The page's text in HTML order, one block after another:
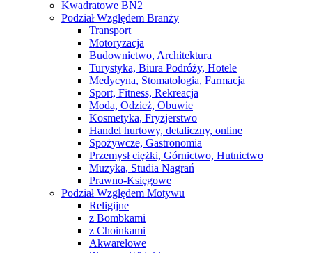
Kwadratowe BN2
Podział Względem Branży
Transport
Motoryzacja
Budownictwo, Architektura
Turystyka, Biura Podróży, Hotele
Medycyna, Stomatologia, Farmacja
Sport, Fitness, Rekreacja
Moda, Odzież, Obuwie
Kosmetyka, Fryzjerstwo
Handel hurtowy, detaliczny, online
Spożywcze, Gastronomia
Przemysł ciężki, Górnictwo, Hutnictwo
Muzyka, Studia Nagrań
Prawno-Księgowe
Podział Względem Motywu
Religijne
z Bombkami
z Choinkami
Akwarelowe